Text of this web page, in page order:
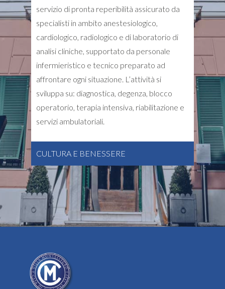
servizio di pronta reperibilità assicurato da
specialisti in ambito anestesiologico,
cardiologico, radiologico e di laboratorio di
analisi cliniche, supportato da personale
infermieristico e tecnico preparato ad
affrontare ogni situazione. L’attività si
sviluppa su: diagnostica, degenza, blocco
operatorio, terapia intensiva, riabilitazione e
servizi ambulatoriali.
CULTURA E BENESSERE